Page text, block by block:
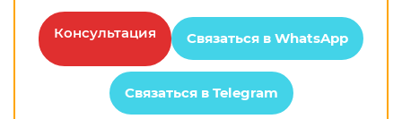
Консультация Связаться в WhatsApp
Связаться в Telegram